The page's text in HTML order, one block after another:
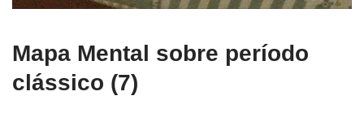
Mapa Mental sobre período
clássico (7)